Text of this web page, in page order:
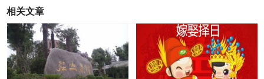
相关文章